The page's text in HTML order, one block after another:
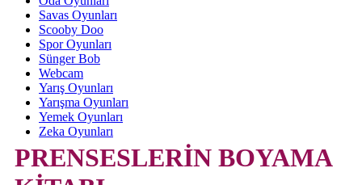
Savas Oyunları
Scooby Doo
Spor Oyunları
Sünger Bob
Webcam
Yarış Oyunları
Yarışma Oyunları
Yemek Oyunları
Zeka Oyunları
PRENSESLERİN BOYAMA